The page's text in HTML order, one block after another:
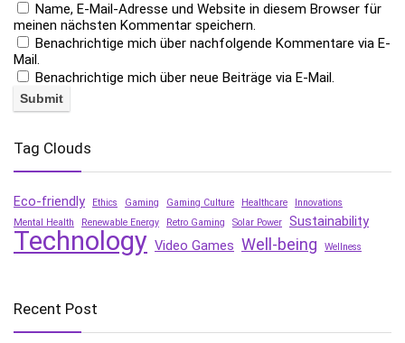
Name, E-Mail-Adresse und Website in diesem Browser für
meinen nächsten Kommentar speichern.
Benachrichtige mich über nachfolgende Kommentare via E-
Mail.
Benachrichtige mich über neue Beiträge via E-Mail.
Tag Clouds
Eco-friendly Ethics Gaming Gaming Culture Healthcare
Innovations
Mental Health
Renewable Energy Retro Gaming Solar Power Sustainability
Technology Video Games Well-being Wellness
Recent Post